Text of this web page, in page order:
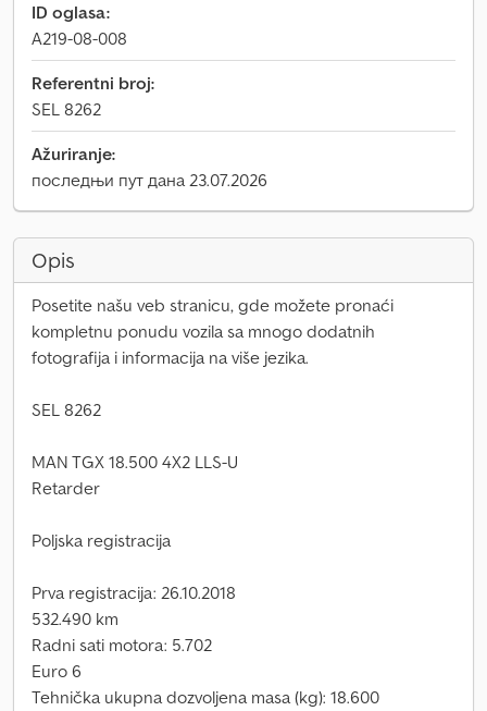
ID oglasa:
A219-08-008
Referentni broj:
SEL 8262
Ažuriranje:
последњи пут дана 23.07.2026
Opis
Posetite našu veb stranicu, gde možete pronaći
kompletnu ponudu vozila sa mnogo dodatnih
fotografija i informacija na više jezika.
SEL 8262
MAN TGX 18.500 4X2 LLS-U
Retarder
Poljska registracija
Prva registracija: 26.10.2018
532.490 km
Radni sati motora: 5.702
Euro 6
Tehnička ukupna dozvoljena masa (kg): 18.600